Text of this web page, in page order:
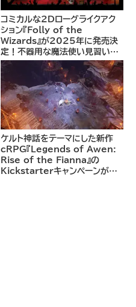
コミカルな2Dローグライクアク
ション『Folly of the
Wizards』が2025年に発売決
定！不器用な魔法使い見習いと
して、ランダム生成ダンジョンを
探索し、世界を救う冒険へ。
ケルト神話をテーマにした新作
cRPG『Legends of Awen:
Rise of the Fianna』の
Kickstarterキャンペーンがま